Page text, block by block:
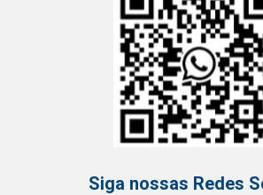
Siga nossas Redes